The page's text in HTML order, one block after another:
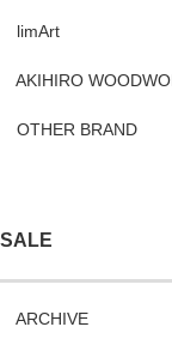
limArt
AKIHIRO
OTHER BRAND
SALE
ARCHIVE